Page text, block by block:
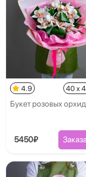
4.9 40 x
Букет розовых
5450₽